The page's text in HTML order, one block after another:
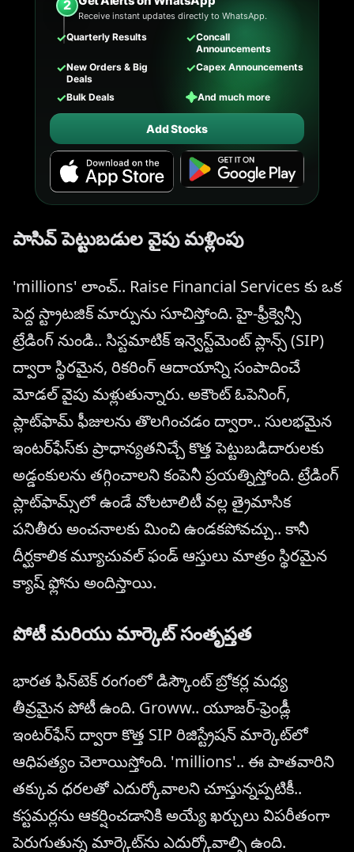
2
Receive instant updates directly to WhatsApp.
✓Quarterly Results ✓Concall
Announcements
✓New Orders & Big
Deals
✓Capex Announcements
✓Bulk Deals ✦And much more
Add Stocks
పాసివ్ పెట్టుబడుల వైపు మళ్లింపు
'millions' లాంచ్.. Raise Financial Services కు ఒక
పెద్ద స్ట్రాటజిక్ మార్పును సూచిస్తోంది. హై-ఫ్రీక్వెన్సీ
ట్రేడింగ్ నుండి.. సిస్టమాటిక్ ఇన్వెస్ట్‌మెంట్ ప్లాన్స్ (SIP)
ద్వారా స్థిరమైన, రికరింగ్ ఆదాయాన్ని సంపాదించే
మోడల్ వైపు మళ్లుతున్నారు. అకౌంట్ ఓపెనింగ్,
ప్లాట్‌ఫామ్ ఫీజులను తొలగించడం ద్వారా.. సులభమైన
ఇంటర్‌ఫేస్‌కు ప్రాధాన్యతనిచ్చే కొత్త పెట్టుబడిదారులకు
అడ్డంకులను తగ్గించాలని కంపెనీ ప్రయత్నిస్తోంది. ట్రేడింగ్
ప్లాట్‌ఫామ్స్‌లో ఉండే వోలటాలిటీ వల్ల త్రైమాసిక
పనితీరు అంచనాలకు మించి ఉండకపోవచ్చు.. కానీ
దీర్ఘకాలిక మ్యూచువల్ ఫండ్ ఆస్తులు మాత్రం స్థిరమైన
క్యాష్ ఫ్లోను అందిస్తాయి.
పోటీ మరియు మార్కెట్ సంతృప్తత
భారత ఫిన్‌టెక్ రంగంలో డిస్కౌంట్ బ్రోకర్ల మధ్య
తీవ్రమైన పోటీ ఉంది. Groww.. యూజర్-ఫ్రెండ్లీ
ఇంటర్‌ఫేస్ ద్వారా కొత్త SIP రిజిస్ట్రేషన్ మార్కెట్‌లో
ఆధిపత్యం చెలాయిస్తోంది. 'millions'.. ఈ పాతవారిని
తక్కువ ధరలతో ఎదుర్కోవాలని చూస్తున్నప్పటికీ..
కస్టమర్లను ఆకర్షించడానికి అయ్యే ఖర్చులు విపరీతంగా
పెరుగుతున్న మార్కెట్‌ను ఎదుర్కోవాల్సి ఉంది.